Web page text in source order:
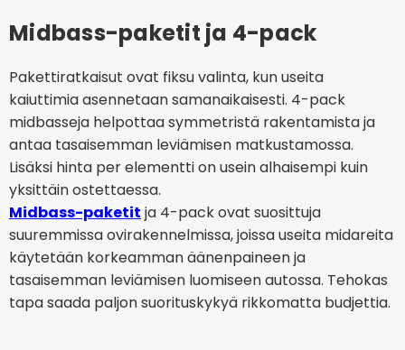
Midbass-paketit ja 4-pack
Pakettiratkaisut ovat fiksu valinta, kun useita
kaiuttimia asennetaan samanaikaisesti. 4-pack
midbasseja helpottaa symmetristä rakentamista ja
antaa tasaisemman leviämisen matkustamossa.
Lisäksi hinta per elementti on usein alhaisempi kuin
yksittäin ostettaessa.
Midbass-paketit ja 4-pack ovat suosittuja
suuremmissa ovirakennelmissa, joissa useita midareita
käytetään korkeamman äänenpaineen ja
tasaisemman leviämisen luomiseen autossa. Tehokas
tapa saada paljon suorituskykyä rikkomatta budjettia.